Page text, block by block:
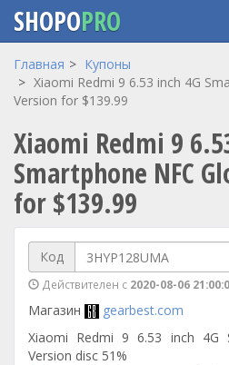
Перейти
основному
SHOPOPRO
Главная
Купоны
Xiaomi Redmi 9 6.53 inch 4G
Version for $139.99
Xiaomi Redmi 9
Smartphone NFC
for $139.99
Код
Действителен с 2020-08-06
Магазин
gearbest.com
Xiaomi Redmi 9 6.53 inch 4G
Version disc 51%